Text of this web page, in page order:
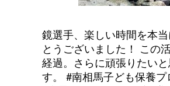
鏡選手、楽しい時間を本
とうございました！ この
経過。さらに頑張りたいと
す。 #南相馬子ども保養プ